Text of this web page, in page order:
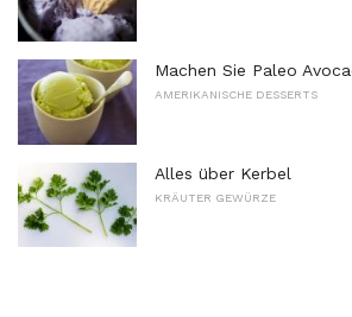
Machen Sie Paleo
AMERIKANISCHE DESSERTS
Alles über Kerbel
KRÄUTER GEWÜRZE